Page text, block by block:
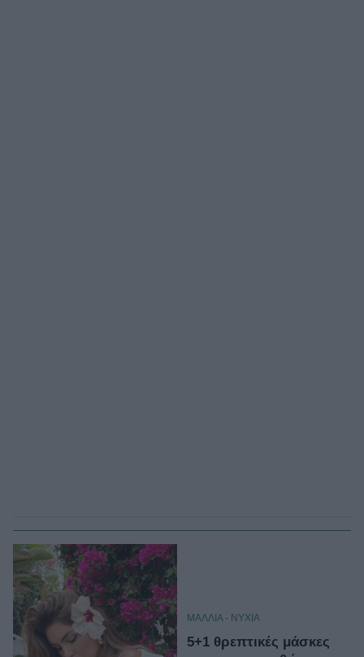
ΜΑΛΛΙΑ - ΝΥΧΙΑ
5+1 θρεπτικές μάσκες